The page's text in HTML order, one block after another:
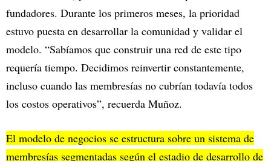
fundadores. Durante los primeros meses, la prioridad
estuvo puesta en desarrollar la comunidad y validar el
modelo. “Sabíamos que construir una red de este tipo
requería tiempo. Decidimos reinvertir constantemente,
incluso cuando las membresías no cubrían todavía todos
los costos operativos”, recuerda Muñoz.
El modelo de negocios se estructura sobre un sistema de
membresías segmentadas según el estadio de desarrollo de